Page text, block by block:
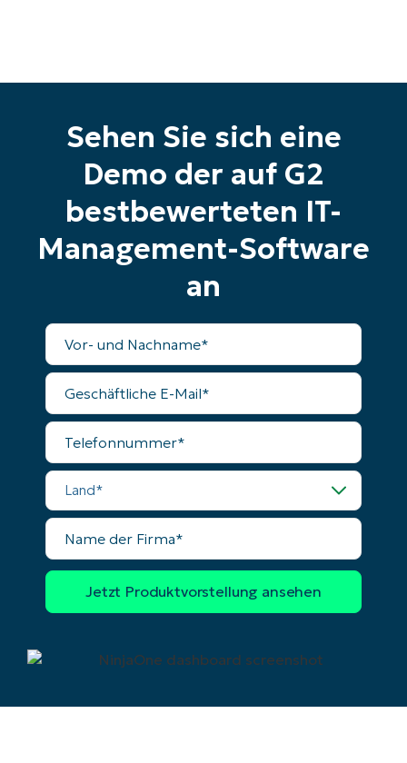
Sehen Sie sich eine
Demo der auf G2
bestbewerteten IT-
Management-Software
an
Vollständiger
Name
Geschäftliche
Mail
Telefonnummer
Land
Name
der
Firma
number*
Company
name*